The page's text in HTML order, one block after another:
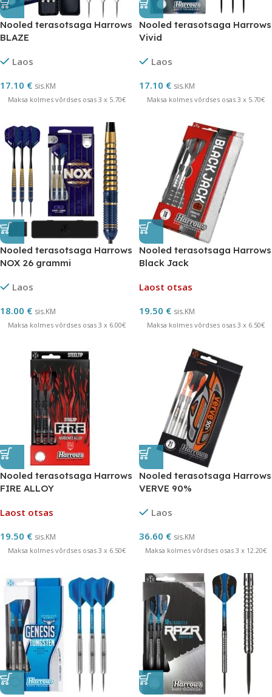
Nooled terasotsaga Harrows
BLAZE
Laos
17.10 € sis.KM
Maksa kolmes võrdses osas 3 x 5.70€
Nooled terasotsaga Harrows
Vivid
Laos
17.10 € sis.KM
Maksa kolmes võrdses osas 3 x 5.70€
Nooled terasotsaga Harrows
NOX 26 grammi
Laos
18.00 € sis.KM
Maksa kolmes võrdses osas 3 x 6.00€
Nooled terasotsaga Harrows
Black Jack
Laost otsas
19.50 € sis.KM
Maksa kolmes võrdses osas 3 x 6.50€
Nooled terasotsaga Harrows
FIRE ALLOY
Laost otsas
19.50 € sis.KM
Maksa kolmes võrdses osas 3 x 6.50€
Nooled terasotsaga Harrows
VERVE 90%
Laos
36.60 € sis.KM
Maksa kolmes võrdses osas 3 x 12.20€